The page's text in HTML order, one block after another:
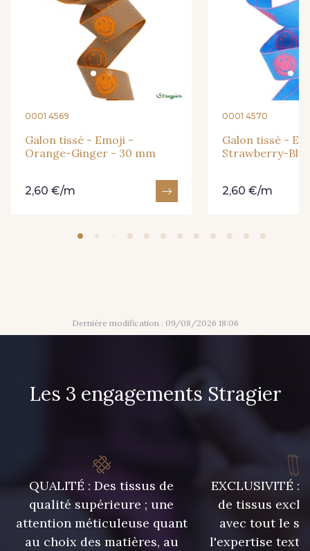
0001 4569
Galon tissé - Emoji -
Orange-Ginger - 30 mm
2,60 €/m
0001 4570
Galon tissé -
Strawberry-
2,60 €/m
Dernière modification : 09/08/2026 18:06
Les 3 engagements Stragier
QUALITÉ : Des tissus de
qualité supérieure ; une
attention méticuleuse quant
au choix des matières, au
EXCLUSIVITÉ :
de tissus
avec tout le
l'expertise